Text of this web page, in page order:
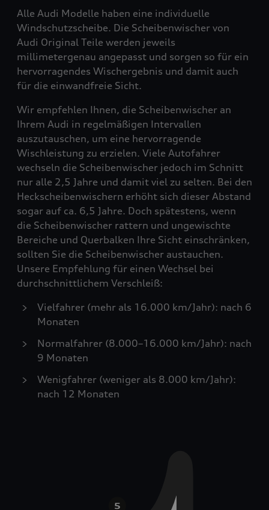
Alle Audi Modelle haben eine individuelle
Windschutzscheibe. Die Scheibenwischer von
Audi Original Teile werden jeweils
millimetergenau angepasst und sorgen so für ein
hervorragendes Wischergebnis und damit auch
für die einwandfreie Sicht.
Wir empfehlen Ihnen, die Scheibenwischer an
Ihrem Audi in regelmäßigen Intervallen
auszutauschen, um eine hervorragende
Wischleistung zu erzielen. Viele Autofahrer
wechseln die Scheibenwischer jedoch im Schnitt
nur alle 2,5 Jahre und damit viel zu selten. Bei den
Heckscheibenwischern erhöht sich dieser Abstand
sogar auf ca. 6,5 Jahre. Doch spätestens, wenn
die Scheibenwischer rattern und ungewischte
Bereiche und Querbalken Ihre Sicht einschränken,
sollten Sie die Scheibenwischer austauchen.
Unsere Empfehlung für einen Wechsel bei
durchschnittlichem Verschleiß:
Vielfahrer (mehr als 16.000 km/Jahr): nach 6
Monaten
Normalfahrer (8.000–16.000 km/Jahr): nach
9 Monaten
Wenigfahrer (weniger als 8.000 km/Jahr):
nach 12 Monaten